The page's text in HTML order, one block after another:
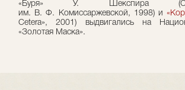
«Буря» У. Шекспира
им. В. Ф. Комиссаржевской, 1998) и
Cetera», 2001) выдвигались на
«Золотая Маска».